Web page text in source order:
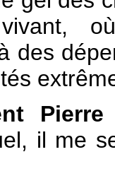
vivant,
des
il me